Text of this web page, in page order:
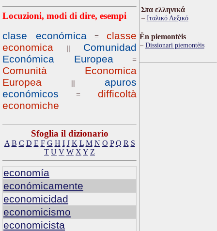
Locuzioni, modi di dire, esempi
clase económica = classe
economica
||
Comunidad
Económica Europea =
Comunità Economica
Europea
||
apuros
económicos = difficoltà
economiche
Sfoglia il dizionario
A B C D E F G H I J K L M N O P Q R S
T U V W X Y Z
economía
económicamente
economicidad
economicismo
economicista
Στα ελληνικά
Ιταλικό Λεξικό
Ën piemontèis
Dissionari piemontèis